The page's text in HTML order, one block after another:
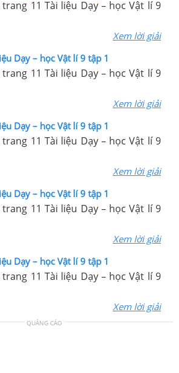
11 Tài liệu Dạy – học Vật lí 9
Xem lời giải
Dạy – học Vật lí 9 tập 1
11 Tài liệu Dạy – học Vật lí 9
Xem lời giải
Dạy – học Vật lí 9 tập 1
11 Tài liệu Dạy – học Vật lí 9
Xem lời giải
Dạy – học Vật lí 9 tập 1
11 Tài liệu Dạy – học Vật lí 9
Xem lời giải
Dạy – học Vật lí 9 tập 1
11 Tài liệu Dạy – học Vật lí 9
Xem lời giải
QUẢNG CÁO